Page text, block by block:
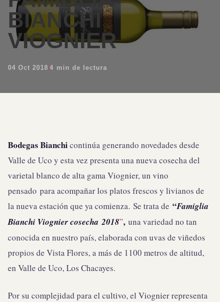
BIANCHI
VIOGNIER
04 Oct 2018 4 min de lectura
Bodegas Bianchicontinúa generando novedades desde
Valle de Uco y esta vez presenta una nueva cosecha del
varietal blanco de alta gama Viognier, un vino
pensado para acompañar los platos frescos y livianos de
la nueva estación que ya comienza. Se trata de “Famiglia
Bianchi Viognier cosecha2018”, una variedad no tan
conocida en nuestro país, elaborada con uvas de viñedos
propios de Vista Flores, a más de 1100 metros de altitud,
en Valle de Uco, Los Chacayes.
Por su complejidad para el cultivo, el Viognier representa